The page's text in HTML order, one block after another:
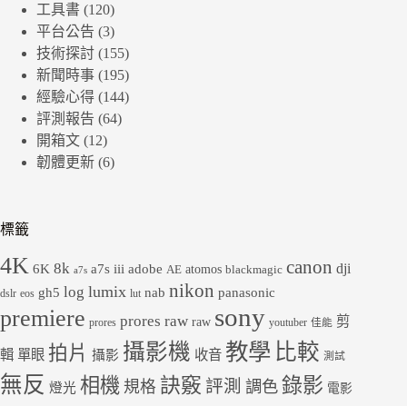
工具書 (120)
平台公告 (3)
技術探討 (155)
新聞時事 (195)
經驗心得 (144)
評測報告 (64)
開箱文 (12)
韌體更新 (6)
標籤
4K 6K 8k a7s a7s iii adobe AE atomos blackmagic canon dji
dslr eos gh5 log lumix lut nab nikon panasonic
premiere prores prores raw raw sony youtuber 佳能 剪
輯 單眼 拍片 攝影 攝影機 收音 教學 比較 測試
無反 燈光 相機 規格 訣竅 評測 調色 錄影 電影